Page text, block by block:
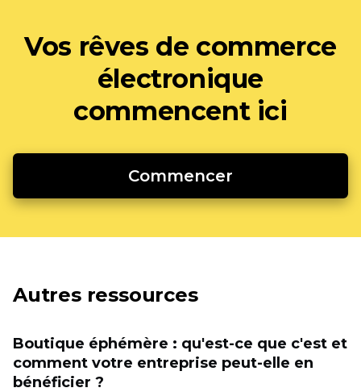
Vos rêves de commerce
électronique
commencent ici
Commencer
Autres ressources
Boutique éphémère : qu'est-ce que c'est et
comment votre entreprise peut-elle en
bénéficier ?